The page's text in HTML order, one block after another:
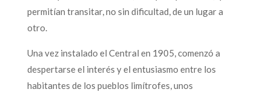
permitían transitar, no sin dificultad, de un lugar a
otro.
Una vez instalado el Central en 1905, comenzó a
despertarse el interés y el entusiasmo entre los
habitantes de los pueblos limítrofes, unos